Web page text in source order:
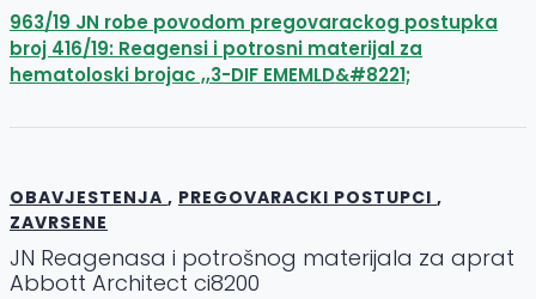
963/19 JN robe povodom pregovarackog postupka
broj 416/19: Reagensi i potrosni materijal za
hematoloski brojac ,,3-DIF EMEMLD&#8221;
OBAVJESTENJA , PREGOVARACKI POSTUPCI ,
ZAVRSENE
JN Reagenasa i potrošnog materijala za aprat
Abbott Architect ci8200